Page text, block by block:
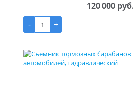
120 000 руб.
-
+